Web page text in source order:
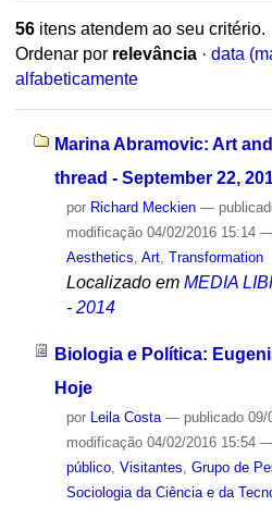
56itens atendem ao seu critério.
Ordenar por relevância · data
alfabeticamente
Marina Abramovic: Art
thread - September 22,
por Richard Meckien —
modificação04/02/2016 15:14 —
Aesthetics Art, Transformation
Localizado em MEDIA
- 2014
Biologia e Política:
Hoje
por Leila Costa — publicado09/
modificação04/02/2016 15:54 —
público, Visitantes Grupo de
Sociologia da Ciência e da